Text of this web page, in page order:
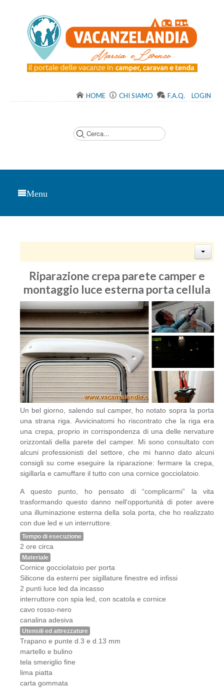
HOME CHI SIAMO F.A.Q. LOGIN
Menu
Riparazione crepa parete camper e
montaggio luce esterna porta cellula
Un bel giorno, salendo sul camper, ho notato sopra la porta
una strana riga. Avvicinatomi ho riscontrato che la riga era
una crepa, proprio in corrispondenza di una delle nervature
orizzontali della parete del camper. Mi sono consultato con
alcuni professionisti del settore, che mi hanno dato alcuni
consigli su come eseguire la riparazione: fermare la crepa,
sigillarla e camuffare il tutto con una cornice gocciolatoio.
A questo punto, ho pensato di “complicarmi” la vita
trasformando questo danno nell'opportunità di poter avere
una illuminazione esterna della sola porta, che ho realizzato
con due led e un interruttore.
Tempo di esecuzione
2 ore circa
Materiale
Cornice gocciolatoio per porta
Silicone da esterni per sigillature finestre ed infissi
2 punti luce led da incasso
interruttore con spia led, con scatola e cornice
cavo rosso-nero
canalina adesiva
Utensili ed attrezzature
Trapano e punte d.3 e d.13 mm
martello e bulino
tela smeriglio fine
lima piatta
carta gommata